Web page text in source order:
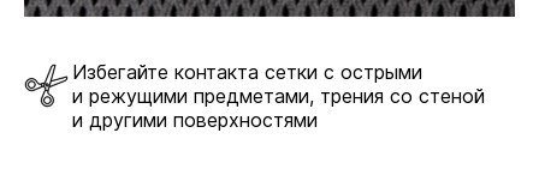
Избегайте контакта сетки с острыми
и режущими предметами, трения со стеной
и другими поверхностями